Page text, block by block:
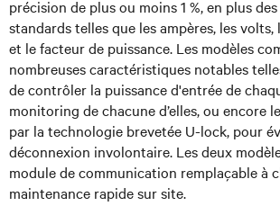
précision de plus ou moins 1 %, en plus
standards telles que les ampères, les volts,
et le facteur de puissance. Les modèles
nombreuses caractéristiques notables
de contrôler la puissance d'entrée de
monitoring de chacune d’elles, ou encore
par la technologie brevetée U-lock, pour
déconnexion involontaire. Les deux
module de communication remplaçable à
maintenance rapide sur site.